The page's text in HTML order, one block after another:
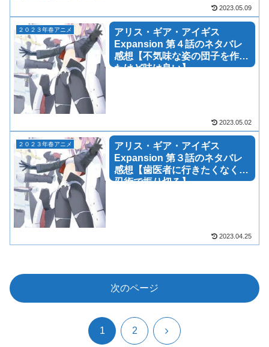
2023.05.09
２０２３年春アニメ
アリス・ギア・アイギス
Expansion 第４話のネタバレ
感想【不気味な姿の団子を作っ
たけど味は良い】
2023.05.02
２０２３年春アニメ
アリス・ギア・アイギス
Expansion 第３話のネタバレ
感想【歯医者に行きたくなくて
忍術で振り切る】
2023.04.25
次のページ
1 2 次